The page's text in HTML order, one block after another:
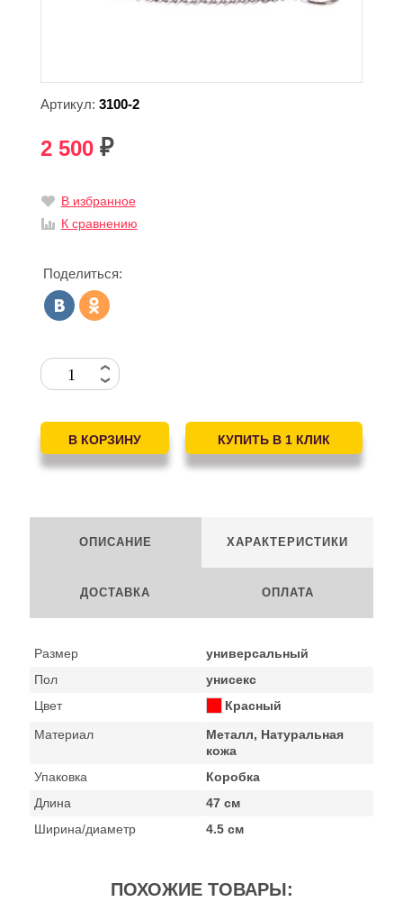
Артикул: 3100-2
2 500 ₽
В избранное
К сравнению
Поделиться:
ОПИСАНИЕ ХАРАКТЕРИСТИКИ
ДОСТАВКА ОПЛАТА
Размер
универсальный
Пол
унисекс
Цвет
Красный
Материал
Металл, Натуральная
кожа
Упаковка
Коробка
Длина
47 см
Ширина/диаметр
4.5 см
ПОХОЖИЕ ТОВАРЫ: